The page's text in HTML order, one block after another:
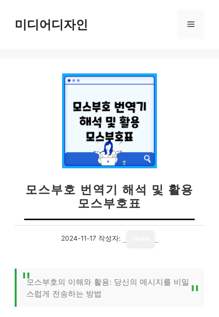
미디어디자인 메
모스부호 번역기 해석 및 활용
모스부호표
2024-11-17 작성자:
모스부호의 이해와 활용: 당신의 메시지를 비밀
스럽게 전송하는 방법